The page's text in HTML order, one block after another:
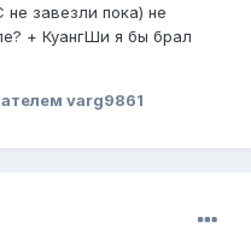
завезли пока) не
+ КуангШи я бы брал
varg9861